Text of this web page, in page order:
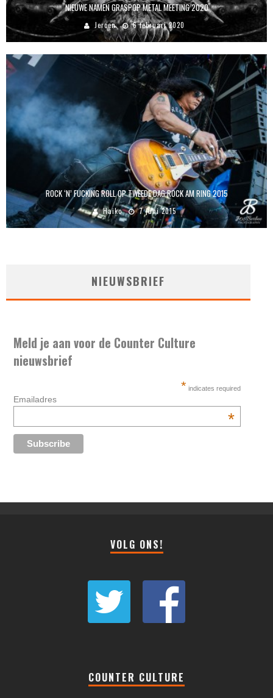
NIEUWE NAMEN GRASPOP METAL MEETING 2020
Jeroen 6 februari 2020
ROCK ‘N’ FUCKING ROLL OP TWEEDE DAG ROCK AM RING 2015
Haiko 7 juni 2015
NIEUWSBRIEF
Meld je aan voor de Counter Culture
nieuwsbrief
* indicates required
Emailadres
*
VOLG ONS!
COUNTER CULTURE